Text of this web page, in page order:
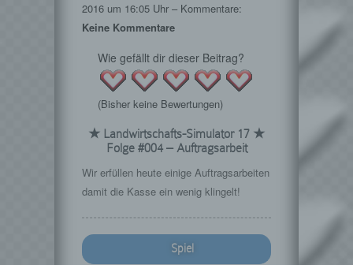
2016 um 16:05 Uhr – Kommentare:
Keine Kommentare
Wie gefällt dir dieser Beitrag?
(Bisher keine Bewertungen)
★ Landwirtschafts-Simulator 17 ★
Folge #004 – Auftragsarbeit
Wir erfüllen heute einige Auftragsarbeiten
damit die Kasse ein wenig klingelt!
Spiel